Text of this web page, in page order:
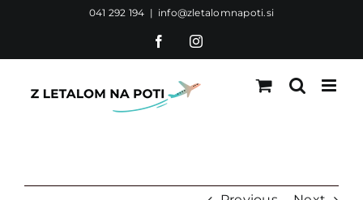
041 292 194 | info@zletalomnapoti.si
FacebookInstagram